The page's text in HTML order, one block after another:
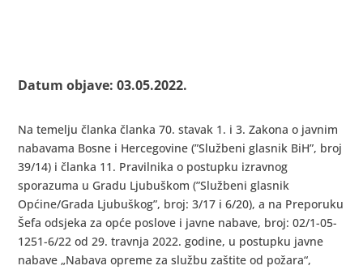
Datum objave: 03.05.2022.
Na temelju članka članka 70. stavak 1. i 3. Zakona o javnim
nabavama Bosne i Hercegovine (”Službeni glasnik BiH”, broj
39/14) i članka 11. Pravilnika o postupku izravnog
sporazuma u Gradu Ljubuškom (”Službeni glasnik
Općine/Grada Ljubuškog”, broj: 3/17 i 6/20), a na Preporuku
Šefa odsjeka za opće poslove i javne nabave, broj: 02/1-05-
1251-6/22 od 29. travnja 2022. godine, u postupku javne
nabave „Nabava opreme za službu zaštite od požara“,